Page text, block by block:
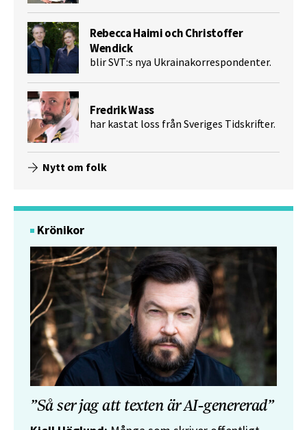
Rebecca Haimi och Christoffer
Wendick
blir SVT:s nya Ukrainakorrespondenter.
Fredrik Wass
har kastat loss från Sveriges Tidskrifter.
Nytt om folk
Krönikor
”Så ser jag att texten är AI-genererad”